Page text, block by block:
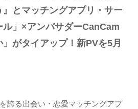
』とマッチングアプリ・サー
ル」×アンバサダーCanCam
がタイアップ！新PVを5月
誇る出会い・恋愛マッチングアプ